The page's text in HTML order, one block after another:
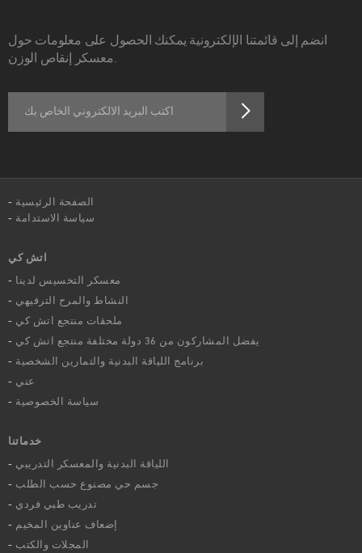
انضم إلى قائمتنا الإلكترونية يمكنك الحصول على معلومات حول
معسكر إنقاص الوزن.
الصفحة الرئيسية
سياسة الاستدامة
اتش كي
معسكر التخسيس لدينا
النشاط والمرح الترفيهي
ملحقات منتجع اتش كي
يفضل المشاركون من 36 دولة مختلفة منتجع اتش كي
برنامج اللياقة البدنية والتمارين الشخصية
عني
سياسة الخصوصية
خدماتنا
اللياقة البدنية والمعسكر التدريبي
جسم حي مصنوع حسب الطلب
تدريب طبي فردي
إضعاف عناوين المخيم
المجلات والكتب